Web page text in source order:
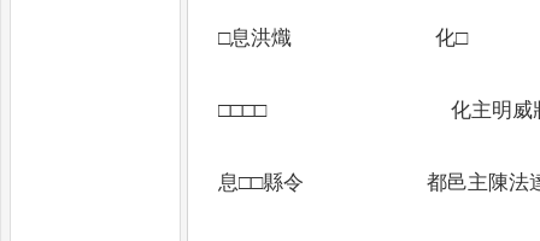
□息洪熾 化□
□□□□ 化主明威將軍
息□□縣令 都邑主陳法達